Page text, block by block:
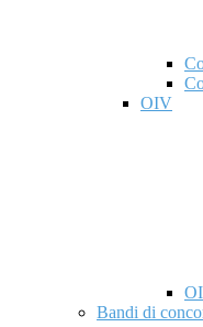
OIV
Bandi di